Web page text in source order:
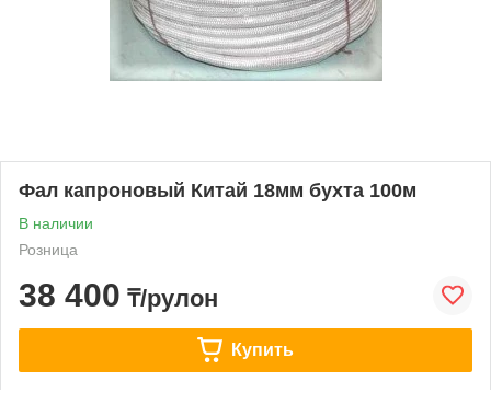
Фал капроновый Китай 18мм бухта 100м
В наличии
Розница
38 400 ₸/рулон
Купить